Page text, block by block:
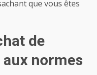
que vous êtes
de
normes